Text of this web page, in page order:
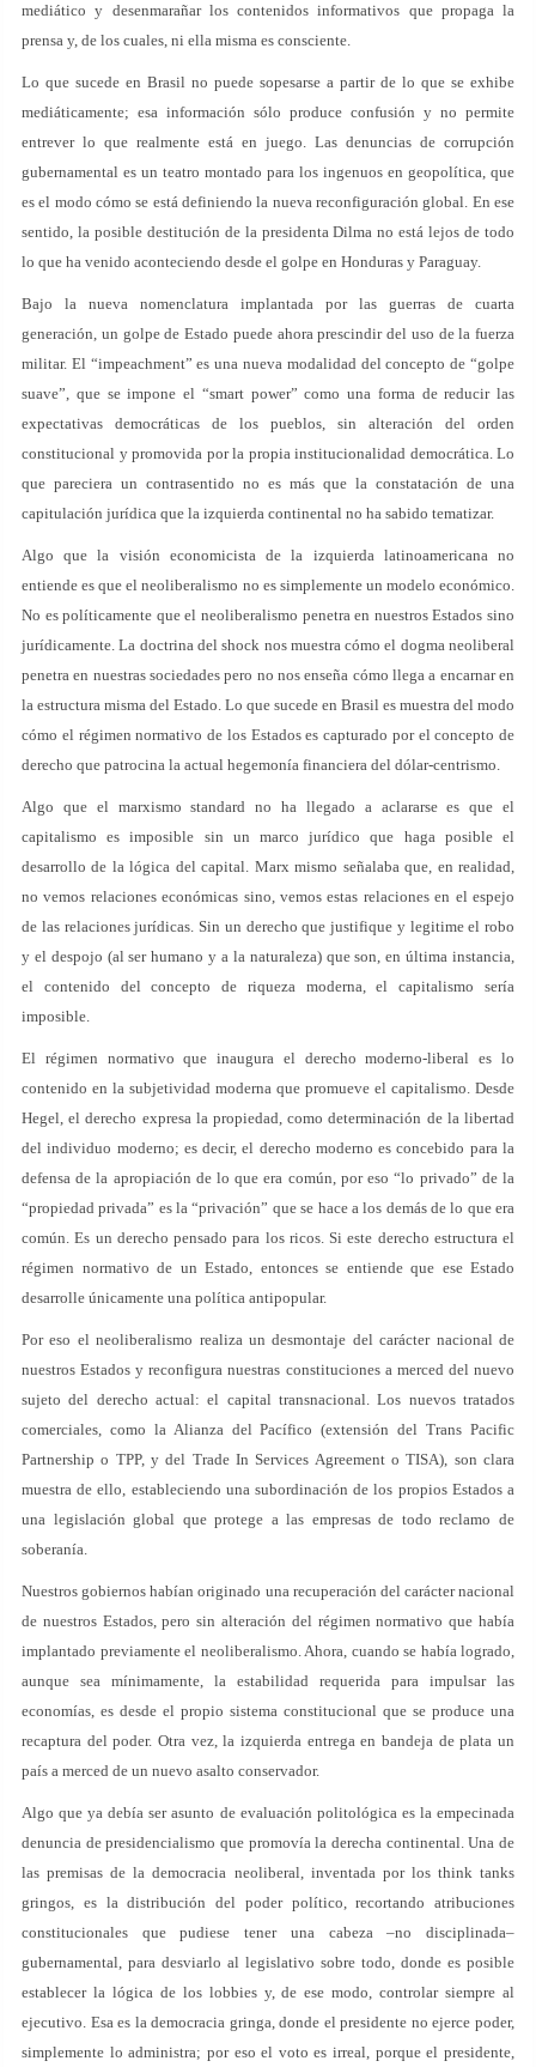
mediático y desenmarañar los contenidos informativos que propaga la
prensa y, de los cuales, ni ella misma es consciente.
Lo que sucede en Brasil no puede sopesarse a partir de lo que se exhibe
mediáticamente; esa información sólo produce confusión y no permite
entrever lo que realmente está en juego. Las denuncias de corrupción
gubernamental es un teatro montado para los ingenuos en geopolítica, que
es el modo cómo se está definiendo la nueva reconfiguración global. En ese
sentido, la posible destitución de la presidenta Dilma no está lejos de todo
lo que ha venido aconteciendo desde el golpe en Honduras y Paraguay.
Bajo la nueva nomenclatura implantada por las guerras de cuarta
generación, un golpe de Estado puede ahora prescindir del uso de la fuerza
militar. El “impeachment” es una nueva modalidad del concepto de “golpe
suave”, que se impone el “smart power” como una forma de reducir las
expectativas democráticas de los pueblos, sin alteración del orden
constitucional y promovida por la propia institucionalidad democrática. Lo
que pareciera un contrasentido no es más que la constatación de una
capitulación jurídica que la izquierda continental no ha sabido tematizar.
Algo que la visión economicista de la izquierda latinoamericana no
entiende es que el neoliberalismo no es simplemente un modelo económico.
No es políticamente que el neoliberalismo penetra en nuestros Estados sino
jurídicamente. La doctrina del shock nos muestra cómo el dogma neoliberal
penetra en nuestras sociedades pero no nos enseña cómo llega a encarnar en
la estructura misma del Estado. Lo que sucede en Brasil es muestra del modo
cómo el régimen normativo de los Estados es capturado por el concepto de
derecho que patrocina la actual hegemonía financiera del dólar-centrismo.
Algo que el marxismo standard no ha llegado a aclararse es que el
capitalismo es imposible sin un marco jurídico que haga posible el
desarrollo de la lógica del capital. Marx mismo señalaba que, en realidad,
no vemos relaciones económicas sino, vemos estas relaciones en el espejo
de las relaciones jurídicas. Sin un derecho que justifique y legitime el robo
y el despojo (al ser humano y a la naturaleza) que son, en última instancia,
el contenido del concepto de riqueza moderna, el capitalismo sería
imposible.
El régimen normativo que inaugura el derecho moderno-liberal es lo
contenido en la subjetividad moderna que promueve el capitalismo. Desde
Hegel, el derecho expresa la propiedad, como determinación de la libertad
del individuo moderno; es decir, el derecho moderno es concebido para la
defensa de la apropiación de lo que era común, por eso “lo privado” de la
“propiedad privada” es la “privación” que se hace a los demás de lo que era
común. Es un derecho pensado para los ricos. Si este derecho estructura el
régimen normativo de un Estado, entonces se entiende que ese Estado
desarrolle únicamente una política antipopular.
Por eso el neoliberalismo realiza un desmontaje del carácter nacional de
nuestros Estados y reconfigura nuestras constituciones a merced del nuevo
sujeto del derecho actual: el capital transnacional. Los nuevos tratados
comerciales, como la Alianza del Pacífico (extensión del Trans Pacific
Partnership o TPP, y del Trade In Services Agreement o TISA), son clara
muestra de ello, estableciendo una subordinación de los propios Estados a
una legislación global que protege a las empresas de todo reclamo de
soberanía.
Nuestros gobiernos habían originado una recuperación del carácter nacional
de nuestros Estados, pero sin alteración del régimen normativo que había
implantado previamente el neoliberalismo. Ahora, cuando se había logrado,
aunque sea mínimamente, la estabilidad requerida para impulsar las
economías, es desde el propio sistema constitucional que se produce una
recaptura del poder. Otra vez, la izquierda entrega en bandeja de plata un
país a merced de un nuevo asalto conservador.
Algo que ya debía ser asunto de evaluación politológica es la empecinada
denuncia de presidencialismo que promovía la derecha continental. Una de
las premisas de la democracia neoliberal, inventada por los think tanks
gringos, es la distribución del poder político, recortando atribuciones
constitucionales que pudiese tener una cabeza –no disciplinada–
gubernamental, para desviarlo al legislativo sobre todo, donde es posible
establecer la lógica de los lobbies y, de ese modo, controlar siempre al
ejecutivo. Esa es la democracia gringa, donde el presidente no ejerce poder,
simplemente lo administra; por eso el voto es irreal, porque el presidente,